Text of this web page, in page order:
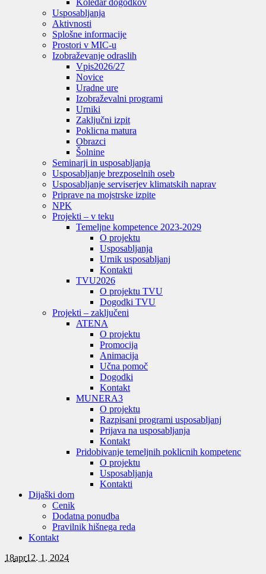
Koledar dogodkov
Usposabljanja
Aktivnosti
Splošne informacije
Prostori v MIC-u
Izobraževanje odraslih
Vpis2026/27
Novice
Uradne ure
Izobraževalni programi
Urniki
Zaključni izpit
Poklicna matura
Obrazci
Šolnine
Seminarji in usposabljanja
Usposabljanje brezposelnih oseb
Usposabljanje serviserjev klimatskih naprav
Priprave na mojstrske izpite
NPK
Projekti – v teku
Temeljne kompetence 2023-2029
O projektu
Usposabljanja
Urnik usposabljanj
Kontakti
TVU2026
O projektu TVU
Dogodki TVU
Projekti – zaključeni
ATENA
O projektu
Promocija
Animacija
Učna pomoč
Dogodki
Kontakt
MUNERA3
O projektu
Razpisani programi usposabljanj
Prijava na usposabljanja
Kontakt
Pridobivanje temeljnih poklicnih kompetenc
O projektu
Usposabljanja
Kontakti
Dijaški dom
Cenik
Dodatna ponudba
Pravilnik hišnega reda
Kontakt
18apr12. 1. 2024